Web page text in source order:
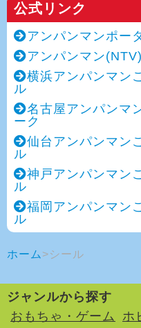
公式リンク
アンパンマンポー
アンパンマン(NTV)
横浜アンパンマン
ル
名古屋アンパンマ
ーク
仙台アンパンマン
ル
神戸アンパンマン
ル
福岡アンパンマン
ル
ホーム シール
ジャンルから探す
おもちゃ・ゲーム
ホ